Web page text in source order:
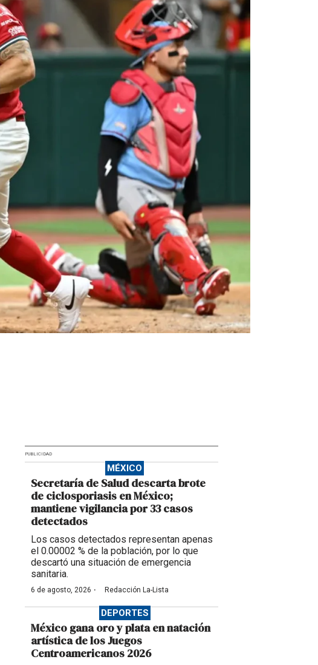
PUBLICIDAD
MÉXICO
Secretaría de Salud descarta brote
de ciclosporiasis en México;
mantiene vigilancia por 33 casos
detectados
Los casos detectados representan apenas
el 0.00002 % de la población, por lo que
descartó una situación de emergencia
sanitaria.
6 de agosto, 2026 · Redacción La-Lista
DEPORTES
México gana oro y plata en natación
artística de los Juegos
Centroamericanos 2026